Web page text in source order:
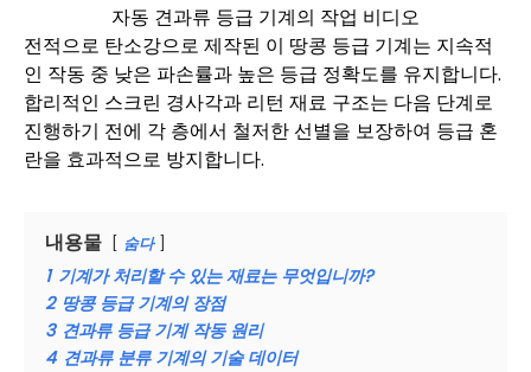
자동 견과류 등급 기계의 작업 비디오
전적으로 탄소강으로 제작된 이 땅콩 등급 기계는 지속적
인 작동 중 낮은 파손률과 높은 등급 정확도를 유지합니다.
합리적인 스크린 경사각과 리턴 재료 구조는 다음 단계로
진행하기 전에 각 층에서 철저한 선별을 보장하여 등급 혼
란을 효과적으로 방지합니다.
내용물 숨다
1 기계가 처리할 수 있는 재료는 무엇입니까?
2 땅콩 등급 기계의 장점
3 견과류 등급 기계 작동 원리
4 견과류 분류 기계의 기술 데이터